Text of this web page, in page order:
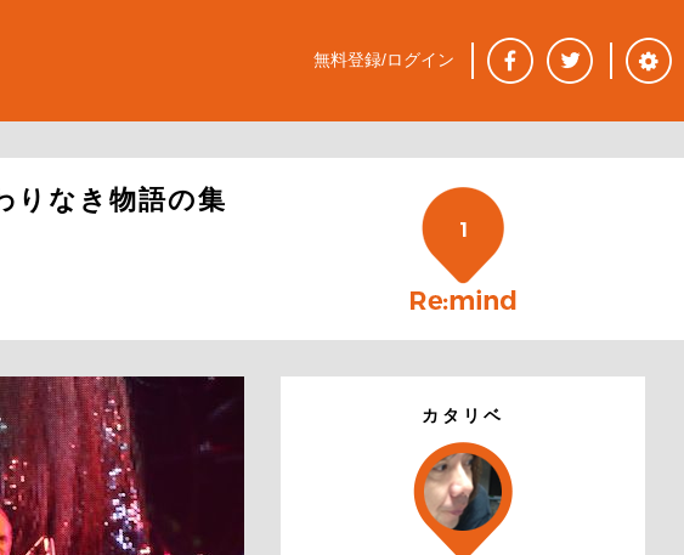
りなき物語の集
1
カタリベ
無料登録/ログイン